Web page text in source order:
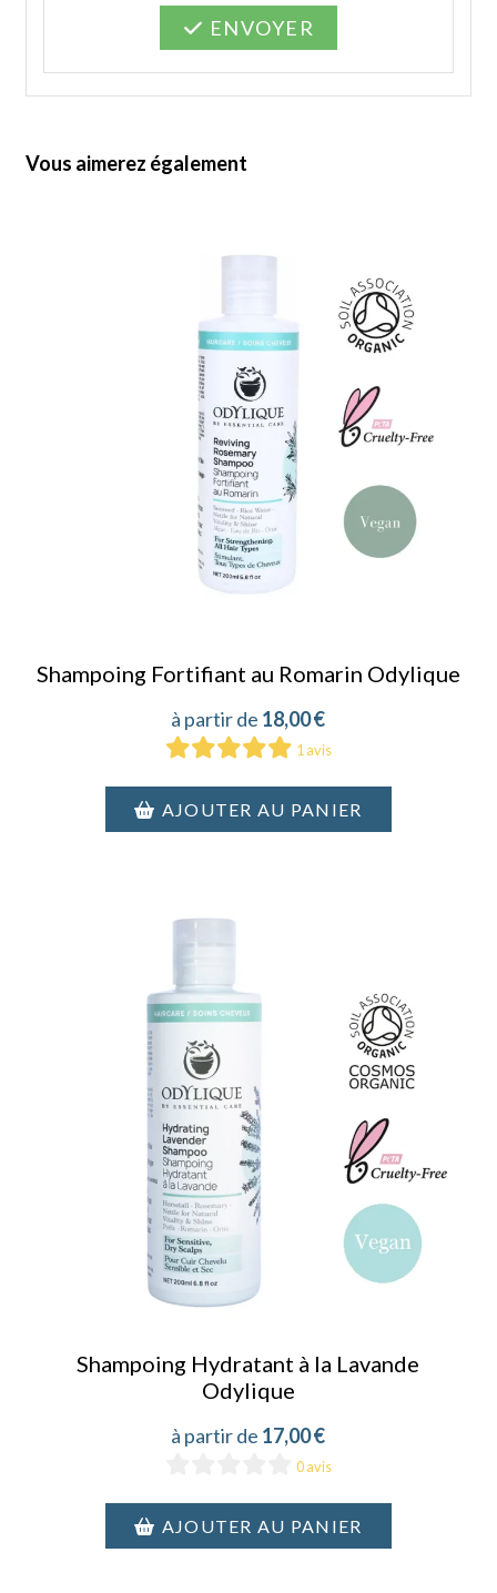
ENVOYER
Vous aimerez également
Shampoing Fortifiant au Romarin Odylique
18,00€
1 avis
AJOUTER AU PANIER
Shampoing Hydratant à la Lavande
Odylique
17,00€
0 avis
AJOUTER AU PANIER